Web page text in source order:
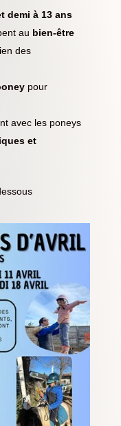
demi à 13 ans
au bien-être
des
pour
avec les poneys
et